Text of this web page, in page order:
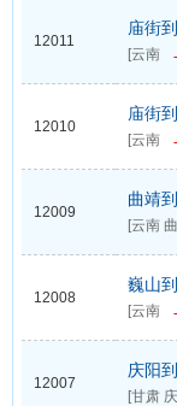
12011
庙街
[云南
12010
庙街
[云南
12009
曲靖
[云南
12008
巍山
[云南
12007
庆阳
[甘肃